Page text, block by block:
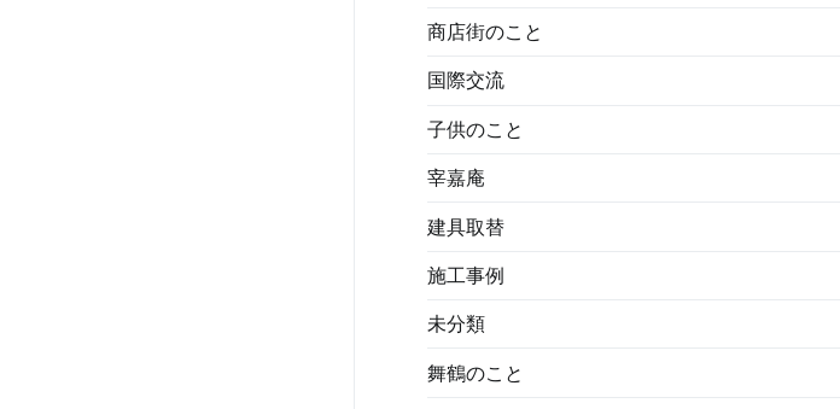
商店街のこと
国際交流
子供のこと
宰嘉庵
建具取替
施工事例
未分類
舞鶴のこと